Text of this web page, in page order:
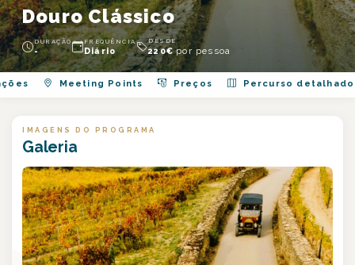
Douro Clássico
DURAÇÃO
-
FREQUÊNCIA
Diário
DESDE
220€por pessoa
Meeting Points Preços Percurso detalhado
IMAGENS DO PROGRAMA
Galeria